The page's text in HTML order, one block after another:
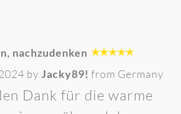
nachzudenken
by Jacky89! from Germany
Dank für die warme